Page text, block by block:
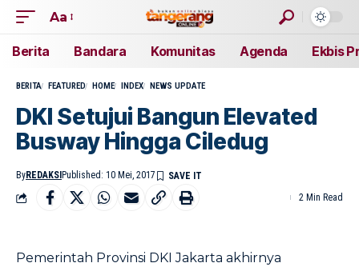
Aa
Berita Bandara Komunitas Agenda Ekbis
BERITA FEATURED HOME INDEX NEWS UPDATE
DKI Setujui Bangun Elevated
Busway Hingga Ciledug
ByREDAKSI Published: 10 Mei, 2017
2 Min Read
Pemerintah Provinsi DKI Jakarta akhirnya